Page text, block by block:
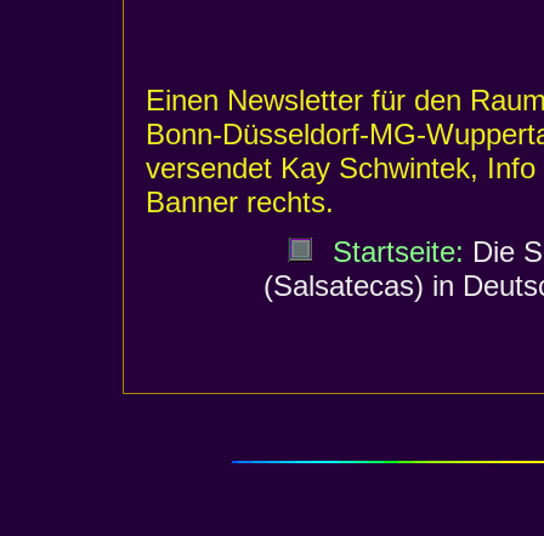
Einen Newsletter für den
Bonn-Düsseldorf-MG-
versendet Kay Schwintek, Info
Banner rechts.
Startseite: Die
(Salsatecas) in